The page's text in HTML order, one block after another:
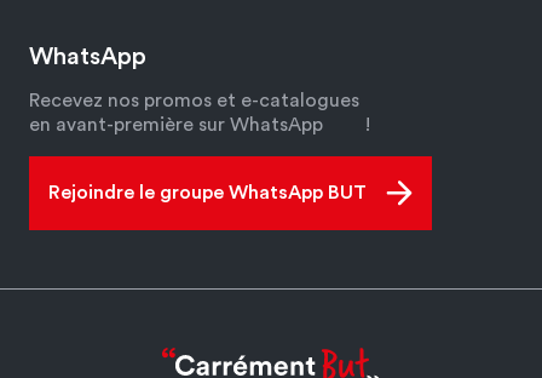
WhatsApp
Recevez nos promos et e-catalogues
en avant-première sur WhatsApp
!
Rejoindre le groupe WhatsApp BUT